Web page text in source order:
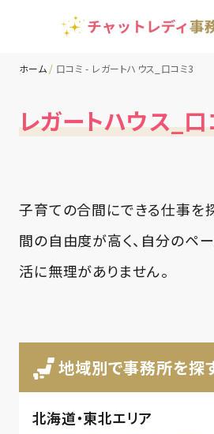
地域別ランキング
コラム
ホーム 口コミ - レガートハウス_口コミ3
レガートハウス_
子育ての合間にできる仕事を
間の自由度が高く、自分のペ
活に無理がありません。
地域別で事務所を探
北海道・東北エリア